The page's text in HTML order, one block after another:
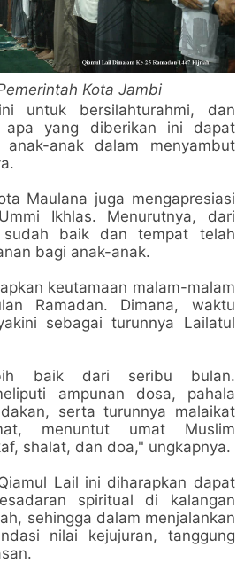
Kota Jambi
untuk bersilahturahmi, dan
apa yang diberikan ini dapat
anak dalam menyambut
Maulana juga mengapresiasi
Ikhlas. Menurutnya, dari
baik dan tempat telah
bagi anak-anak.
keutamaan malam-malam
Ramadan. Dimana, waktu
sebagai turunnya Lailatul
baik dari seribu bulan.
ampunan dosa, pahala
serta turunnya malaikat
menuntut umat Muslim
shalat, dan doa," ungkapnya.
Lail ini diharapkan dapat
spiritual di kalangan
sehingga dalam menjalankan
nilai kejujuran, tanggung